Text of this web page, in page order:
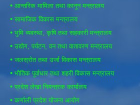
• आन्तरिक मामिला तथा कानून मन्त्रालय
• सामाजिक विकास मन्त्रालय
• भुमि व्यवस्था, कृषि तथा सहकारी मन्त्रालय
• उद्योग, पर्यटन, वन तथा वातावरण मन्त्रालय
• जलस्रोत तथा उर्जा विकास मन्त्रालय
• भौतिक पूर्वाधार तथा शहरी विकास मन्त्रालय
• प्रदेश लेखा नियन्त्रक कार्यालय
• कर्णाली प्रदेश योजना आयोग